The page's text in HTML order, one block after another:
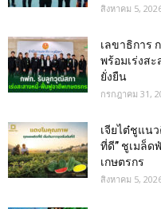
สิงหาคม 5,
เลขาธิการ
พร้อมเร่งส
ยั่งยืน
กรกฎาคม 31,
เจียไต๋ชูแน
ที่ดี” ชูเมล็ด
เกษตรกร
สิงหาคม 5,